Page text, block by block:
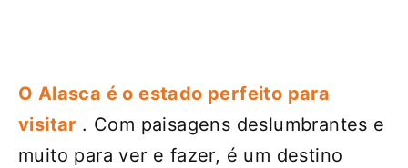
O Alasca é o estado perfeito para
visitar . Com paisagens deslumbrantes e
muito para ver e fazer, é um destino